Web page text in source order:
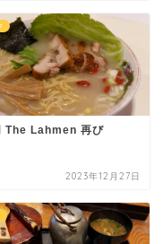
The Lahmen 再び
2023年12月27日